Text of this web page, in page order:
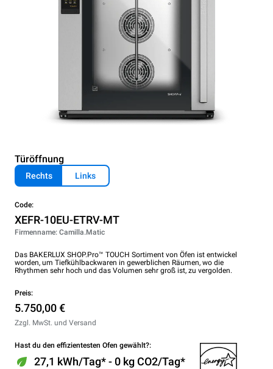
Türöffnung
Rechts Links
Code:
XEFR-10EU-ETRV-MT
Firmenname: Camilla.Matic
Das BAKERLUX SHOP.Pro™ TOUCH Sortiment von Öfen ist entwickel
worden, um Tiefkühlbackwaren in gewerblichen Räumen, wo die
Rhythmen sehr hoch und das Volumen sehr groß ist, zu vergolden.
Preis:
5.750,00 €
Zzgl. MwSt. und Versand
Hast du den effizientesten Ofen gewählt?:
27,1 kWh/Tag* - 0 kg CO2/Tag*